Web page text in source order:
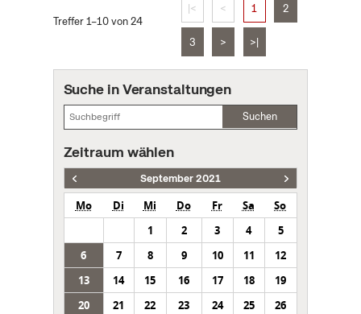
Treffer 1–10 von 24
|< < 1 2
3 > >|
Suche in Veranstaltungen
Suchen
Zeitraum wählen
September 2021
Mo Di Mi Do Fr Sa
So
1
2 3 4
5
6
7 8 9 10 11
12
13
14 15 16 17 18
19
20
21 22 23 24 25
26